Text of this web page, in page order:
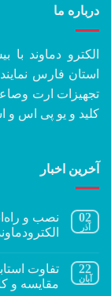
درباره ما
استان فارس
کلید و یو پی اس و
آخرین اخبار
02
آذر
نصب و
22
آبان
تفاوت
مقایسه و